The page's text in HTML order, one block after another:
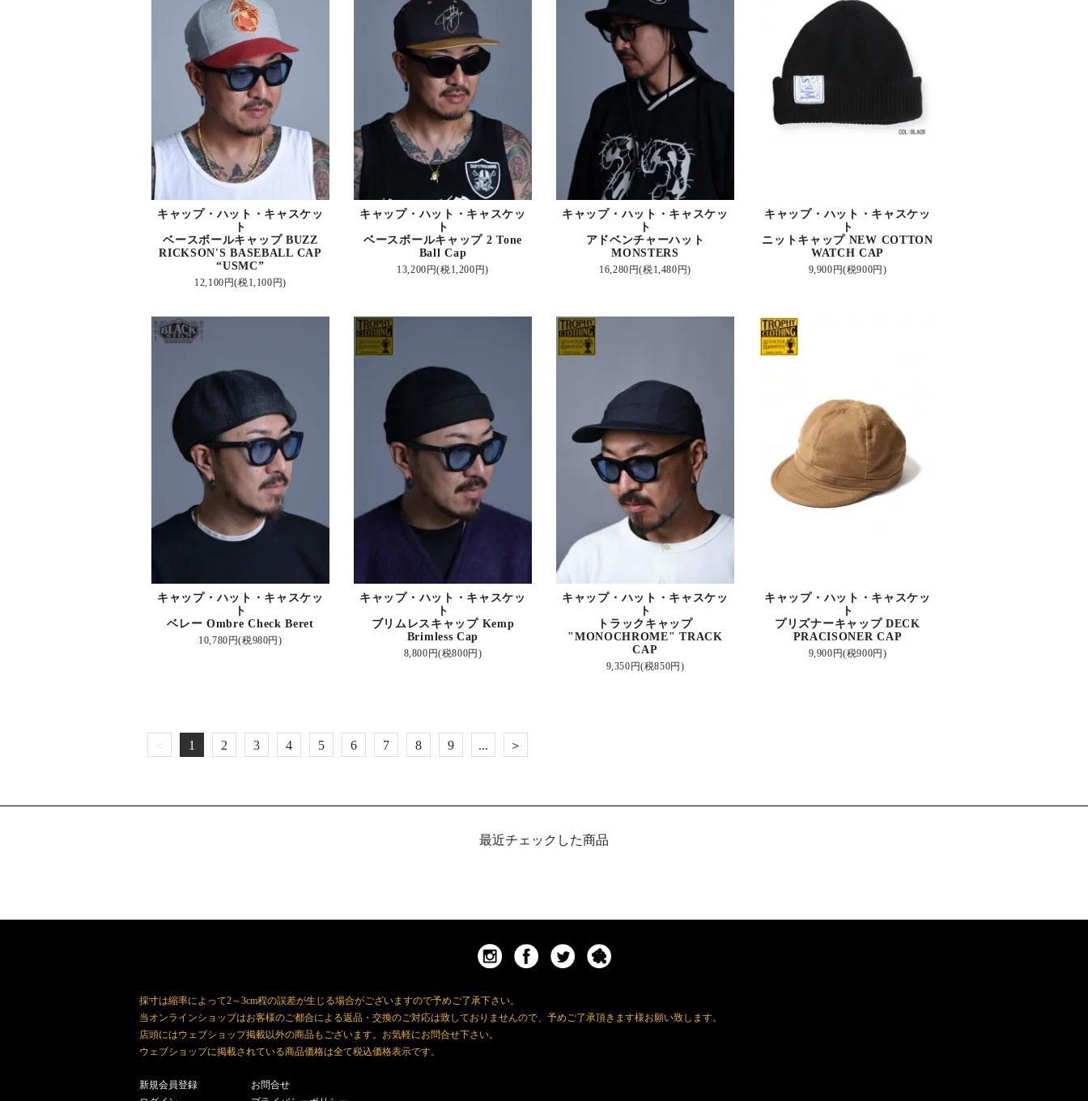
キャップ・ハット・キャスケッ
ト
ベースボールキャップ BUZZ
RICKSON'S BASEBALL CAP
“USMC”
12,100円(税1,100円)
キャップ・ハット・キャスケッ
ト
ベースボールキャップ 2 Tone
Ball Cap
13,200円(税1,200円)
キャップ・ハット・キャスケッ
ト
アドベンチャーハット
MONSTERS
16,280円(税1,480円)
キャップ・ハット・キャスケッ
ト
ニットキャップ NEW COTTON
WATCH CAP
9,900円(税900円)
キャップ・ハット・キャスケッ
ト
ベレー Ombre Check Beret
10,780円(税980円)
キャップ・ハット・キャスケッ
ト
ブリムレスキャップ Kemp
Brimless Cap
8,800円(税800円)
キャップ・ハット・キャスケッ
ト
トラックキャップ
"MONOCHROME" TRACK
CAP
9,350円(税850円)
キャップ・ハット・キャスケッ
ト
プリズナーキャップ DECK
PRACISONER CAP
9,900円(税900円)
＜ 1 2 3 4 5 6 7 8 9
...
＞
最近チェックした商品
採寸は縮率によって2～3cm程の誤差が生じる場合がございますので予めご了承下さい。
当オンラインショップはお客様のご都合による返品・交換のご対応は致しておりませんので、予めご了承頂きます様お願い致します。
店頭にはウェブショップ掲載以外の商品もございます。お気軽にお問合せ下さい。
ウェブショップに掲載されている商品価格は全て税込価格表示です。
新規会員登録
お問合せ